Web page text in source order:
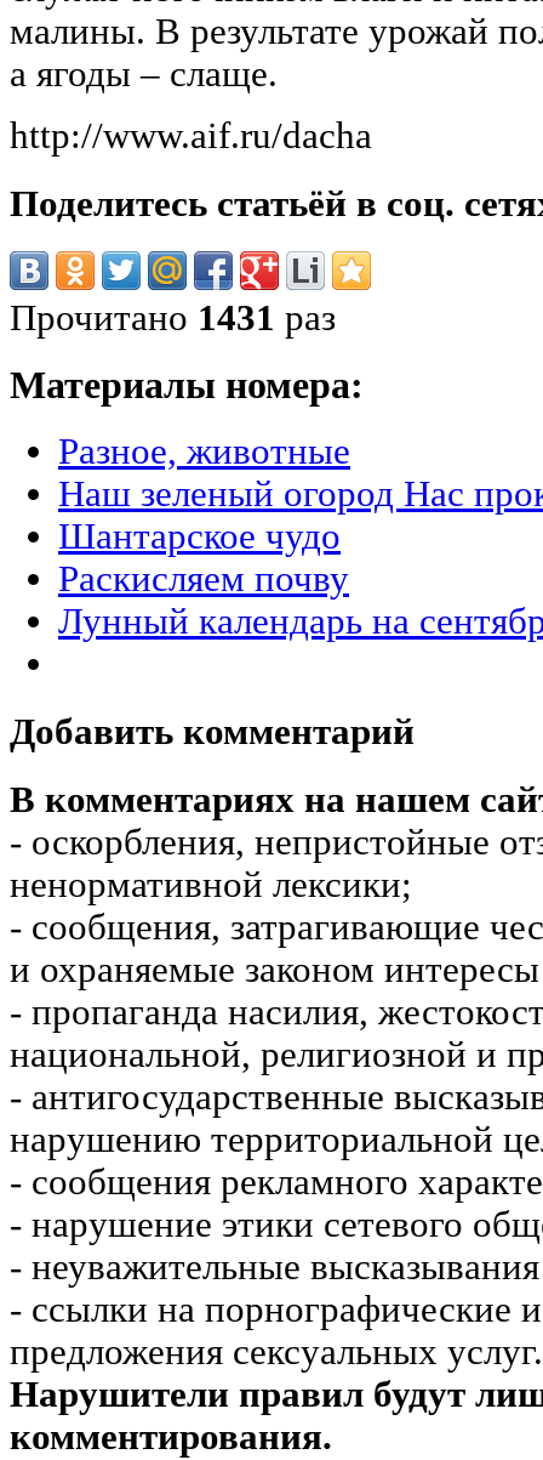
малины. В результате урожай
а ягоды – слаще.
http://www.aif.ru/dacha
Поделитесь статьёй в соц.
Прочитано 1431 раз
Материалы номера:
Разное, животные
Наш зеленый огород Нас
Шантарское чудо
Раскисляем почву
Лунный календарь на
Добавить комментарий
В комментариях на нашем
- оскорбления, непристойные
ненормативной лексики;
- сообщения, затрагивающие
и охраняемые законом
- пропаганда насилия,
национальной, религиозной и
- антигосударственные
нарушению территориальной
- сообщения рекламного
- нарушение этики сетевого
- неуважительные
- ссылки на порнографические
предложения сексуальных услуг.
Нарушители правил будут
комментирования.